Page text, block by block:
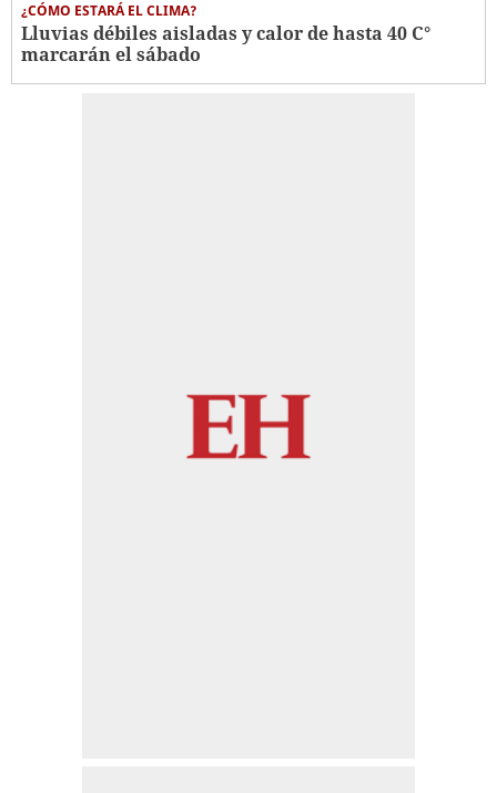
¿CÓMO ESTARÁ EL CLIMA?
Lluvias débiles aisladas y calor de hasta 40 C°
marcarán el sábado